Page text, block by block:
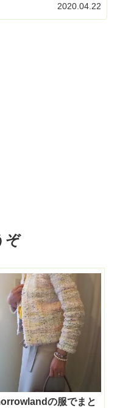
2020.04.22
ぞ
の服でまと